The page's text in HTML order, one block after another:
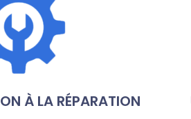
À LA RÉPARATION